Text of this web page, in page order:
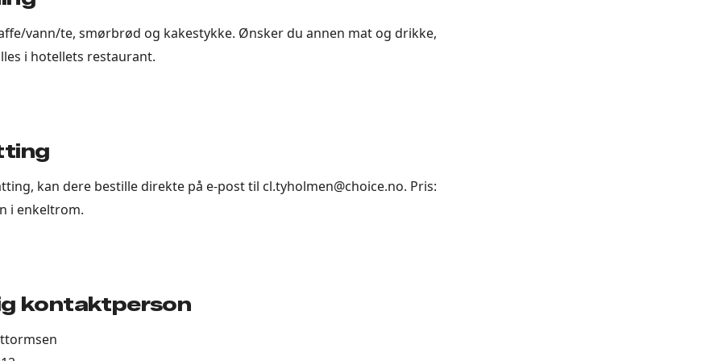
vann/te, smørbrød og kakestykke. Ønsker du annen mat og drikke,
i hotellets restaurant.
kan dere bestille direkte på e-post til cl.tyholmen@choice.no. Pris:
i enkeltrom.
kontaktperson